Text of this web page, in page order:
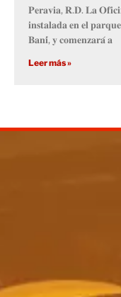
𝐏𝐞𝐫𝐚𝐯𝐢𝐚, 𝐑.𝐃. 𝐋𝐚
𝐢𝐧𝐬𝐭𝐚𝐥𝐚𝐝𝐚 𝐞𝐧 𝐞𝐥
𝐁𝐚𝐧𝐢́, 𝐲 𝐜𝐨𝐦𝐞𝐧𝐳𝐚𝐫𝐚́ 𝐚
Leer más »